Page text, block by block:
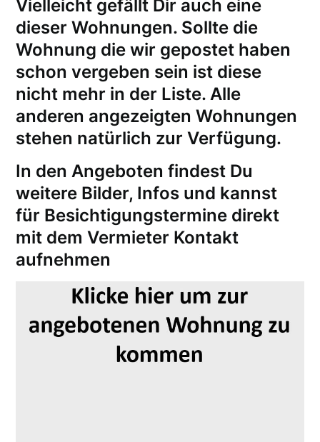
Vielleicht gefällt Dir auch eine
dieser Wohnungen. Sollte die
Wohnung die wir gepostet haben
schon vergeben sein ist diese
nicht mehr in der Liste. Alle
anderen angezeigten Wohnungen
stehen natürlich zur Verfügung.
In den Angeboten findest Du
weitere Bilder, Infos und kannst
für Besichtigungstermine direkt
mit dem Vermieter Kontakt
aufnehmen